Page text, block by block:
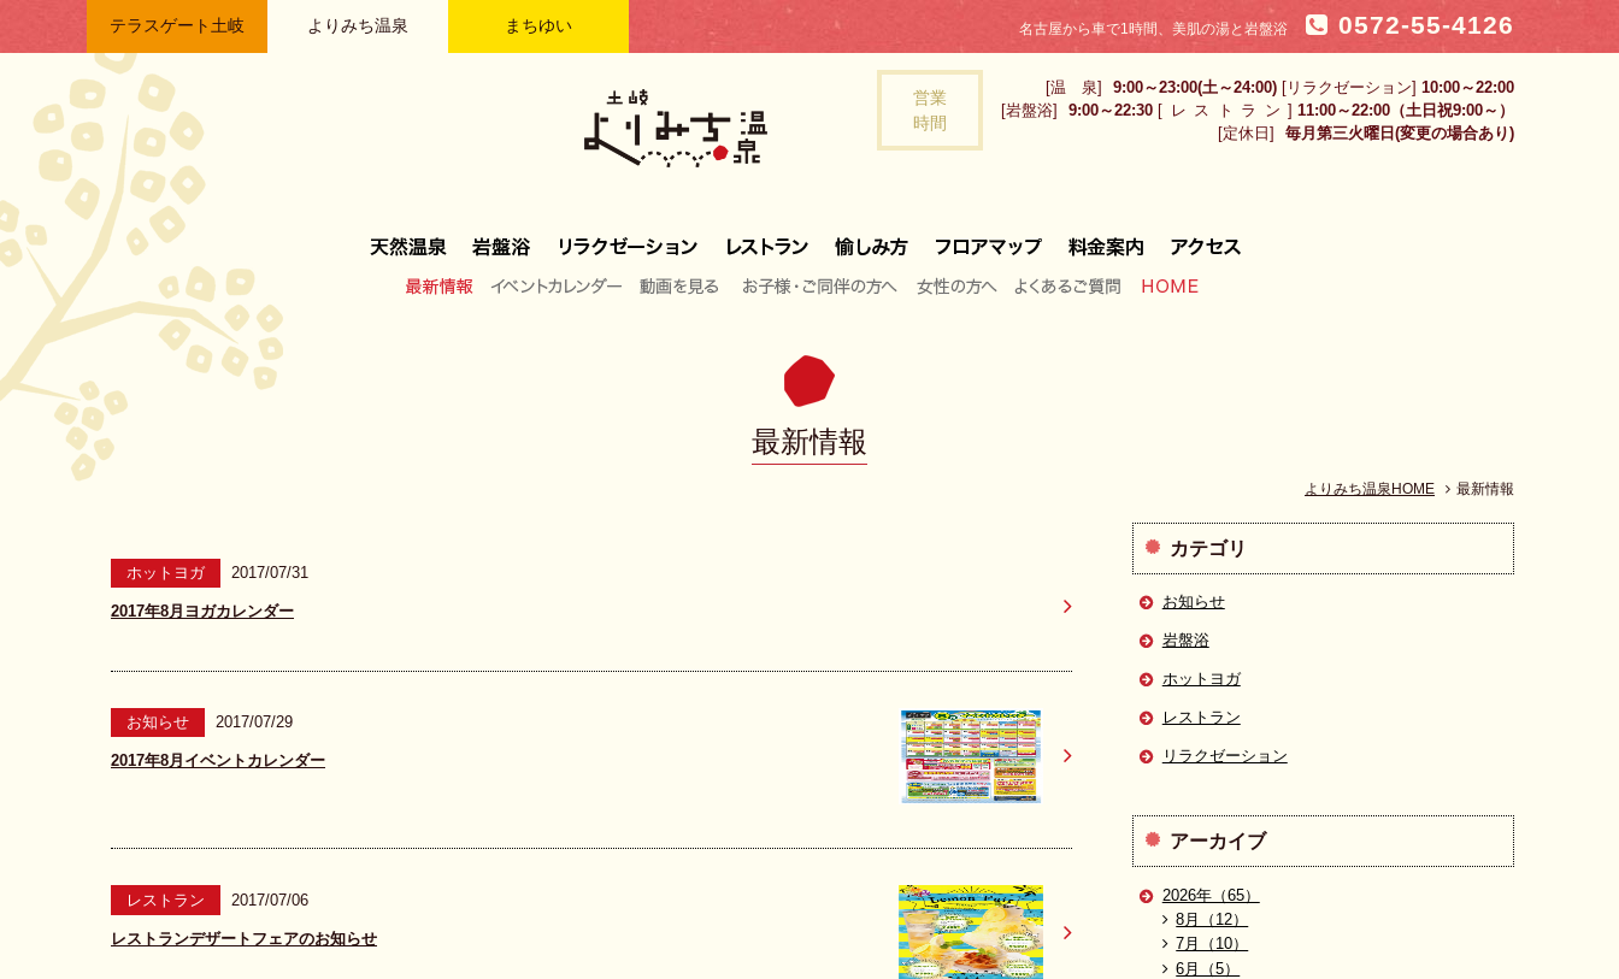
テラスゲート土岐 よりみち温泉 まちゆい 名古屋から車で1時間、美肌の湯と岩盤浴 0572-55-4126
[温 泉] 9:00～23:00(土～24:00) [リラクゼーション] 10:00～22:00
[岩盤浴]
9:00～22:30 [レストラン ] 11:00～22:00（土日祝9:00～）
[定休日]
毎月第三火曜日(変更の場合あり)
営業
時間
最新情報
よりみち温泉HOME 最新情報
ホットヨガ 2017/07/31
2017年8月ヨガカレンダー
お知らせ 2017/07/29
2017年8月イベントカレンダー
レストラン 2017/07/06
レストランデザートフェアのお知らせ
カテゴリ
お知らせ
岩盤浴
ホットヨガ
レストラン
リラクゼーション
アーカイブ
2026年（65）
8月（12）
7月（10）
6月（5）